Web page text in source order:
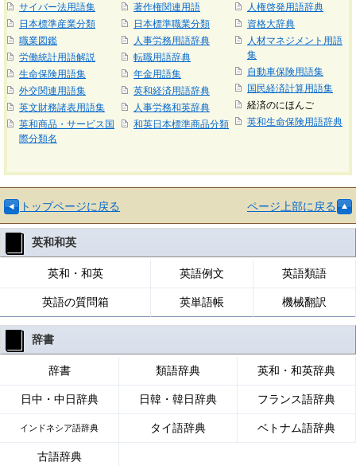
サイバー法用語集
日本標準産業分類
職業図鑑
労働統計用語解説
生命保険用語集
外交関連用語集
英文財務諸表用語集
英和商品・サービス国
際分類名
著作権関連用語
日本標準職業分類
人事労務用語辞典
転職用語辞典
年金用語集
英和経済用語辞典
人事労務和英辞典
和英日本標準商品分類
人権啓発用語辞典
資格大辞典
人材マネジメント用語
集
自動車保険用語集
国民経済計算用語集
経済のにほんご
英和生命保険用語辞典
トップページに戻る ページ上部に戻る
英和和英
英和・和英 英語例文 英語類語
英語の質問箱 英単語帳 機械翻訳
辞書
辞書 類語辞典 英和・和英辞典
日中・中日辞典 日韓・韓日辞典 フランス語辞典
インドネシア語辞典 タイ語辞典 ベトナム語辞典
古語辞典